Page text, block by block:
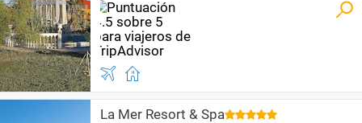
La Mer Resort & Spa